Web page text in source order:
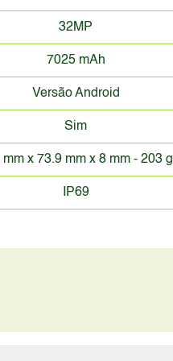
32MP
7025 mAh
Versão Android
Sim
mm x 73.9 mm x 8 mm - 203 g
IP69